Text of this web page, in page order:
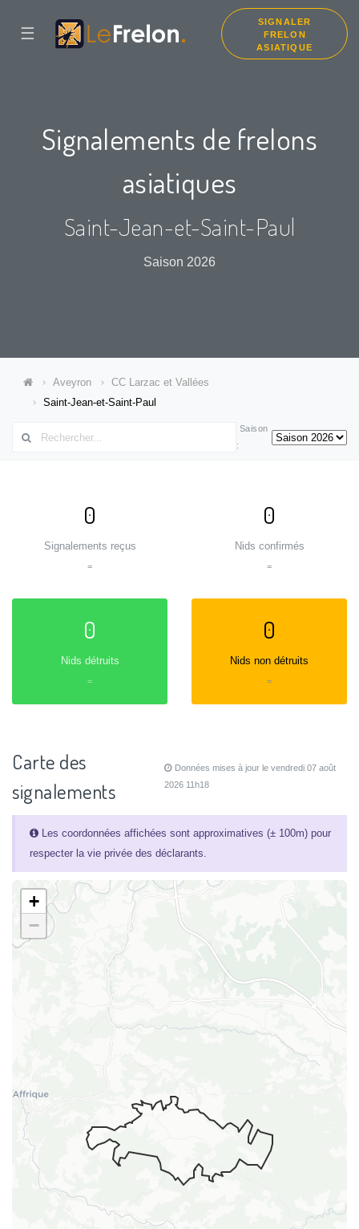
☰
SIGNALER
FRELON
ASIATIQUE
Signalements de frelons
asiatiques
Saint-Jean-et-Saint-Paul
Saison 2026
Aveyron
CC Larzac et Vallées
Saint-Jean-et-Saint-Paul
Saison
:
0
Signalements reçus
=
0
Nids confirmés
=
0
Nids détruits
=
0
Nids non détruits
=
Carte des
signalements
Données mises à jour le vendredi 07 août
2026 11h18
Les coordonnées affichées sont approximatives (± 100m) pour
respecter la vie privée des déclarants.
+
−